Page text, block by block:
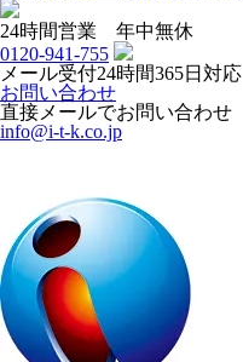
24時間営業 年中無休
0120-941-755
メール受付24時間365日対応
お問い合わせ
直接メールでお問い合わせ
info@i-t-k.co.jp